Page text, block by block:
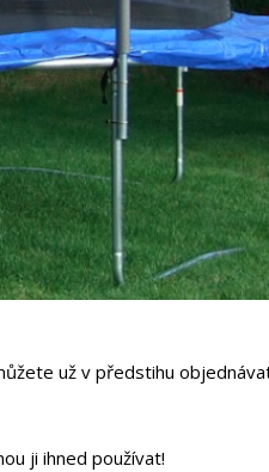
už v předstihu
ji ihned používat!